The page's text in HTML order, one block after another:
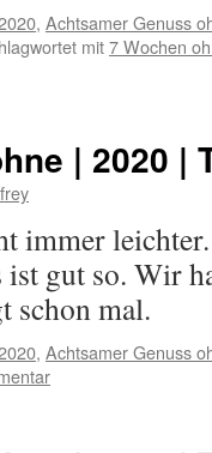
, Achtsamer Genuss
mit7 Wochen
| 2020 |
immer
gut so. Wir
schon mal.
, Achtsamer Genuss